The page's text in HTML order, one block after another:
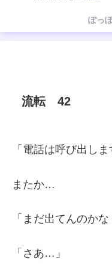
ぽっ
流転 42
「電話は呼び出し
またか…
「まだ出てんのかな
「さあ…」